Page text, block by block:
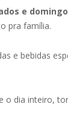
e
pra família.
e bebidas
o dia inteiro,